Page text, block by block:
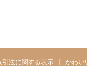
引法に関する表示| かわ